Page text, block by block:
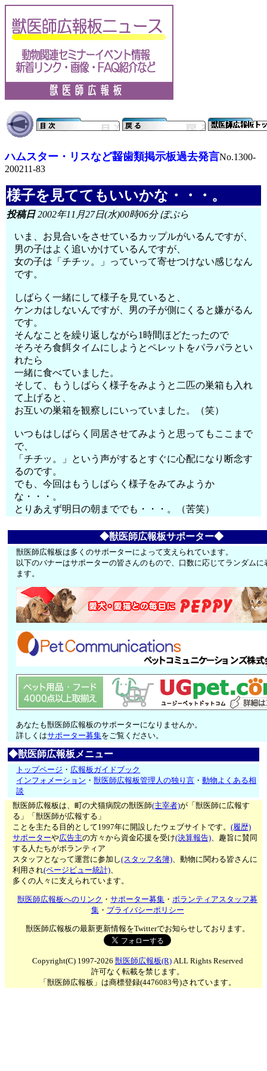
ハムスター・リスなど齧歯類掲示板過去発言No.1300-
200211-83
様子を見ててもいいかな・・・。
投稿日2002年11月27日(水)00時06分 ぽぷら
いま、お見合いをさせているカップルがいるんですが、
男の子はよく追いかけているんですが、
女の子は「チチッ。」っていって寄せつけない感じなん
です。
しばらく一緒にして様子を見ていると、
ケンカはしないんですが、男の子が側にくると嫌がるん
です。
そんなことを繰り返しながら1時間ほどたったので
そろそろ食餌タイムにしようとペレットをパラパラとい
れたら
一緒に食べていました。
そして、もうしばらく様子をみようと二匹の巣箱も入れ
て上げると、
お互いの巣箱を観察しにいっていました。（笑）
いつもはしばらく同居させてみようと思ってもここまで
で、
「チチッ。」という声がするとすぐに心配になり断念す
るのです。
でも、今回はもうしばらく様子をみてみようか
な・・・。
とりあえず明日の朝まででも・・・。（苦笑）
◆獣医師広報板サポーター◆
獣医師広報板は多くのサポーターによって支えられています。
以下のバナーはサポーターの皆さんのもので、口数に応じてランダムに
ます。
あなたも獣医師広報板のサポーターになりませんか。
詳しくはサポーター募集をご覧ください。
◆獣医師広報板メニュー
トップページ ・ 広報板ガイドブック
インフォメーション ・獣医師広報板管理人の独り言 ・動物よくある相
談
獣医師広報板は、町の犬猫病院の獣医師(主宰者)が「獣医師に広報す
る」「獣医師が広報する」
ことを主たる目的として1997年に開設したウェブサイトです。(履歴)
サポーターや広告主の方々から資金応援を受け(決算報告)、趣旨に賛同
する人たちがボランティア
スタッフとなって運営に参加し(スタッフ名簿)、動物に関わる皆さんに
利用され(ページビュー統計)、
多くの人々に支えられています。
獣医師広報板へのリンク ・サポーター募集 ・ボランティアスタッフ募
集・ プライバシーポリシー
獣医師広報板の最新更新情報をTwitterでお知らせしております。
Copyright(C) 1997-2026 獣医師広報板(R)ALL Rights Reserved
許可なく転載を禁じます。
「獣医師広報板」は商標登録(4476083号)されています。